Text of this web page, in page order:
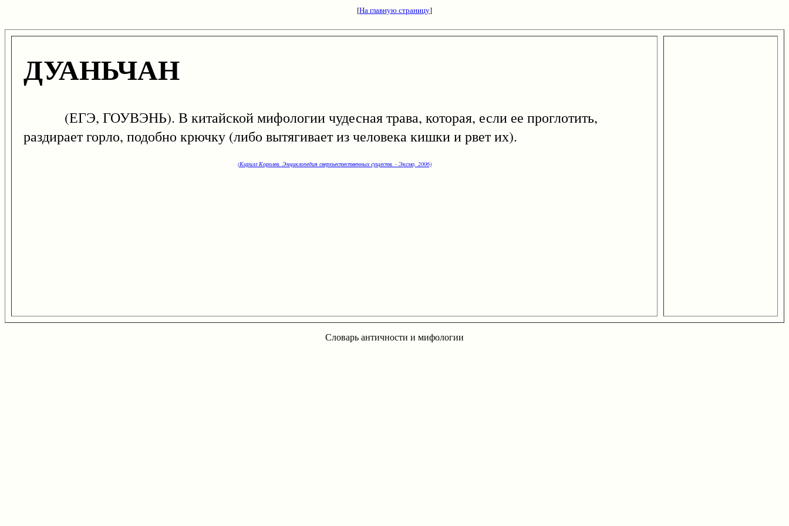
[На главную страницу]
ДУАНЬЧАН
(ЕГЭ, ГОУВЭНЬ). В китайской мифологии чудесная трава, которая, если ее проглотить,
раздирает горло, подобно крючку (либо вытягивает из человека кишки и рвет их).
(Кирилл Королев. Энциклопедия сверхъестественных существ. - Эксмо, 2006)
Словарь античности и мифологии